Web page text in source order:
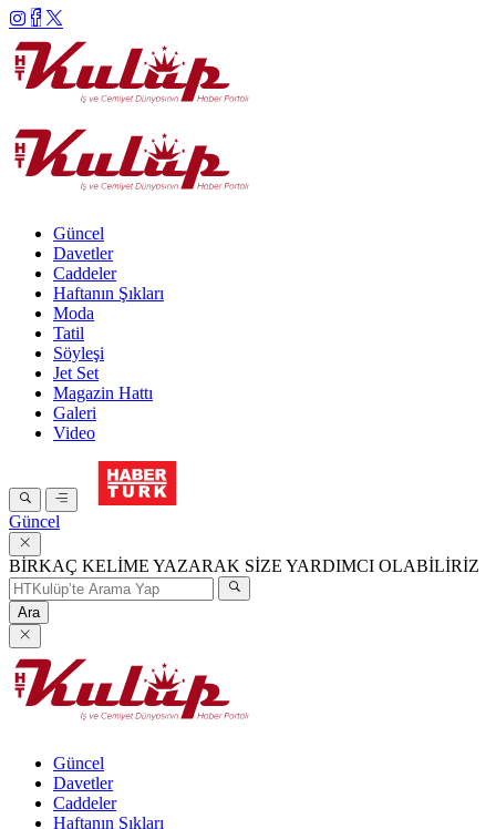
Güncel
Davetler
Caddeler
Haftanın Şıkları
Moda
Tatil
Söyleşi
Jet Set
Magazin Hattı
Galeri
Video
Güncel
BİRKAÇ KELİME YAZARAK SİZE YARDIMCI OLABİLİRİZ
Ara
Güncel
Davetler
Caddeler
Haftanın Şıkları